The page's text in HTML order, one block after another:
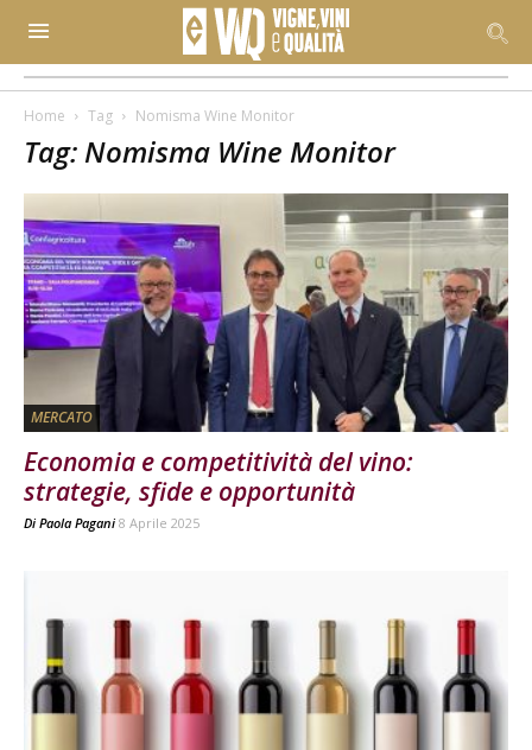
Home Tag Nomisma Wine Monitor
Tag: Nomisma Wine Monitor
MERCATO
Economia e competitività del vino:
strategie, sfide e opportunità
Di Paola Pagani 8 Aprile 2025